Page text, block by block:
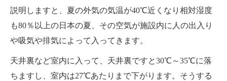
説明しますと、夏の外気の気温が40℃近くなり相対湿度
も80％以上の日本の夏、その空気が施設内に人の出入り
や吸気や排気によって入ってきます。
天井裏など室内に入って、天井裏ですと30℃～35℃に落
ちますし、室内は27℃あたりまで下がります。そうする